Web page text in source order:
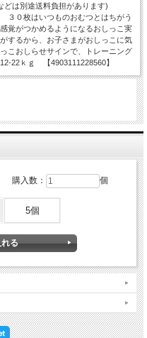
どは別途送料負担があります)
０枚はいつものおむつとはちがう
覚がつかめるようになるおしっこ実
するから、お子さまがおしっこに気
こおしらせサインで、トレーニング
22ｋｇ 【4903111228560】
購入数： 個
5個